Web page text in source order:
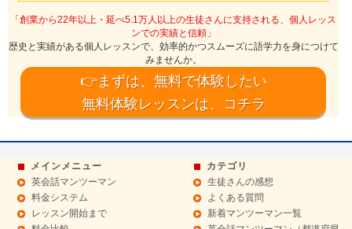
「創業から22年以上・延べ5.1万人以上の生徒さんに支持される、個人レッス
ンでの実績と信頼」
歴史と実績がある個人レッスンで、効率的かつスムーズに語学力を身につけて
みませんか。
👉まずは、無料で体験したい
無料体験レッスンは、コチラ
メインメニュー
英会話マンツーマン
料金システム
レッスン開始まで
カテゴリ
生徒さんの感想
よくある質問
新着マンツーマン一覧